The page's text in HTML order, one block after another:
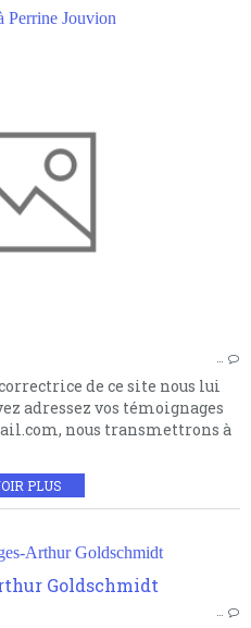
Jouvion
…
de ce site nous lui
adressez vos témoignages
nous transmettrons à
PLUS
Arthur Goldschmidt
…